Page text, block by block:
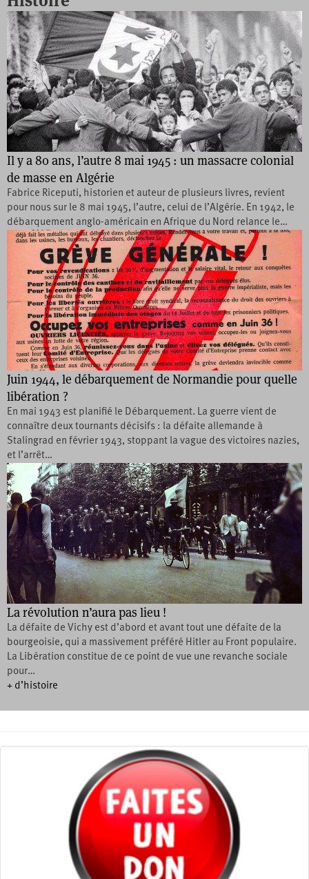
Il y a 80 ans, l’autre 8 mai 1945 : un massacre colonial
de masse en Algérie
Fabrice Riceputi, historien et auteur de plusieurs livres, revient
pour nous sur le 8 mai 1945, l’autre, celui de l’Algérie. En 1942, le
débarquement anglo-américain en Afrique du Nord relance le…
Juin 1944, le débarquement de Normandie pour quelle
libération ?
En mai 1943 est planifié le Débarquement. La guerre vient de
connaître deux tournants décisifs : la défaite allemande à
Stalingrad en février 1943, stoppant la vague des victoires nazies,
et l’arrêt…
La révolution n’aura pas lieu !
La défaite de Vichy est d’abord et avant tout une défaite de la
bourgeoisie, qui a massivement préféré Hitler au Front populaire.
La Libération constitue de ce point de vue une revanche sociale
pour…
+ d’histoire